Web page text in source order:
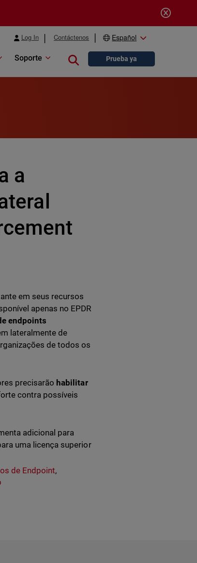
Log In Contáctenos Español
Soporte Close searchPrueba ya
a
em seus recursos
apenas no EPDR
endpoints
lateralmente de
de todos os
precisarão habilitar
contra possíveis
adicional para
uma licença superior
de Endpoint,